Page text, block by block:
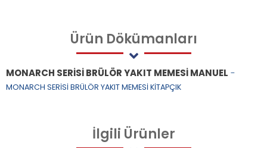
Ürün Dökümanları
MONARCH SERİSİ BRÜLÖR YAKIT MEMESİ MANUEL -
MONARCH SERİSİ BRÜLÖR YAKIT MEMESİ KİTAPÇIK
İlgili Ürünler